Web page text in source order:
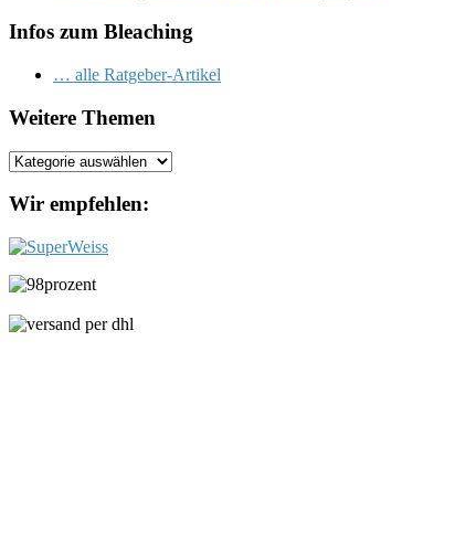
Infos zum Bleaching
… alle Ratgeber-Artikel
Weitere Themen
Weitere
Wir empfehlen: